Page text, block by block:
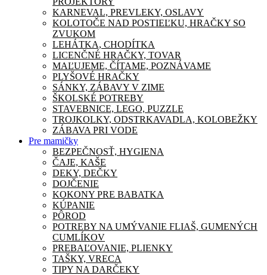
KARNEVAL, PREVLEKY, OSLAVY
KOLOTOČE NAD POSTIEĽKU, HRAČKY SO
ZVUKOM
LEHÁTKA, CHODÍTKA
LICENČNÉ HRAČKY, TOVAR
MAĽUJEME, ČÍTAME, POZNÁVAME
PLYŠOVÉ HRAČKY
SÁNKY, ZÁBAVY V ZIME
ŠKOLSKÉ POTREBY
STAVEBNICE, LEGO, PUZZLE
TROJKOLKY, ODSTRKAVADLA, KOLOBEŽKY
ZÁBAVA PRI VODE
Pre mamičky
BEZPEČNOSŤ, HYGIENA
ČAJE, KAŠE
DEKY, DEČKY
DOJČENIE
KOKONY PRE BABATKA
KÚPANIE
PÔROD
POTREBY NA UMÝVANIE FLIAŠ, GUMENÝCH
CUMLÍKOV
PREBAĽOVANIE, PLIENKY
TAŠKY, VRECA
TIPY NA DARČEKY